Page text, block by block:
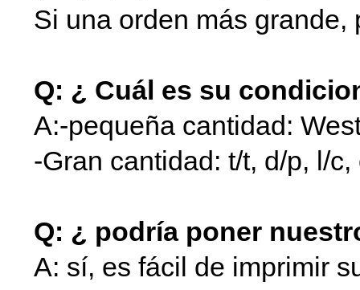
Si una orden más grande,
Q: ¿ Cuál es su
A:-pequeña cantidad:
-Gran cantidad: t/t, d/p, l/c,
Q: ¿ podría poner
A: sí, es fácil de imprimir